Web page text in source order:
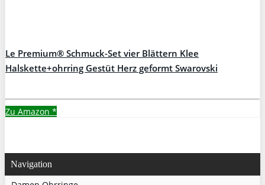
Le Premium® Schmuck-Set vier Blättern Klee
Halskette+ohrring Gestüt Herz geformt Swarovski
Zu Amazon *
Navigation